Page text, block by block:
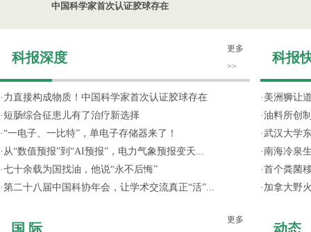
中国科学家首次认证胶球存在
科报深度
更多
>>
· 力直接构成物质！中国科学家首次认证胶球存在
· 短肠综合征患儿有了治疗新选择
·“一电子、一比特”，单电子存储器来了！
· 从“数值预报”到“AI预报”，电力气象预报变天...
·七十余载为国找油，他说“永不后悔”
·第二十八届中国科协年会，让学术交流真正“活”...
国 际
更多
科报
· 美洲狮让
·油料所创
·武汉大学
·南海冷泉
·首个粪菌
· 加拿大野
动态